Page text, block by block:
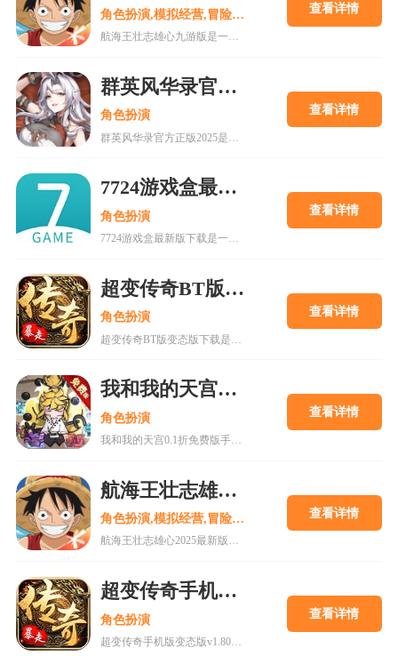
角色扮演,模拟经营,冒险解谜
航海王壮志雄心九游版是一款腾讯魔方工作室制作的海贼王正版格斗手游，游戏玩法类似火影忍者手游，玩家可以在游戏中召集你喜欢的海贼王角色一起冒险，组建属于你的最强海贼团。游戏还原原作剧情故事，丰富的主线故事流程，再一次和草帽一伙踏上伟大航道。喜欢的快来18183下载吧~
查看详情
群英风华录官方正版2025
角色扮演 查看详情
7724游戏盒最新版下载
角色扮演
7724游戏盒最新版下载是一款h5游戏盒子,使用该软件用户可以随意体验各种网页游戏,海量在线游戏资源,无需下载,无需pc即可游玩,更有上千款热门破解游戏可以在线畅玩.感兴趣的朋友可以来下载。
查看详情
超变传奇BT版变态版下载
角色扮演 查看详情
我和我的天宫0.1折免费版手游
角色扮演
我和我的天宫0.1折免费版手游是一款古风仙侠玩家扮演类手游。游戏内所有充值皆为0.1折，更有7日登录豪礼，累计登录豪礼，开服庆典等免费白嫖活动。
查看详情
航海王壮志雄心2025最新版
角色扮演,模拟经营,冒险解谜
航海王壮志雄心2025最新版是一款以全新的航海王游戏过程打造独特的互动式冒险，更高品质的剧情和还原动漫角色的旅途在这里为你呈现。喜欢的小伙伴还在等什么呢?快来18183下载这款游戏吧~
查看详情
超变传奇手机版变态版v1.80下载
角色扮演
超变传奇手机版变态版v1.80下载是一款十分厉害的传奇游戏，vip66vip77vip888续写传奇传承经典上线即送VIP11，海量福利等你体验，现在下载体验，上线就能高人一等!
查看详情